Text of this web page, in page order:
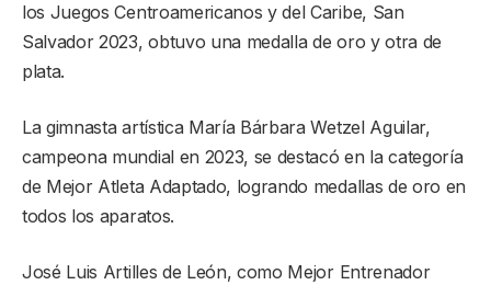
los Juegos Centroamericanos y del Caribe, San
Salvador 2023, obtuvo una medalla de oro y otra de
plata.
La gimnasta artística María Bárbara Wetzel Aguilar,
campeona mundial en 2023, se destacó en la categoría
de Mejor Atleta Adaptado, logrando medallas de oro en
todos los aparatos.
José Luis Artilles de León, como Mejor Entrenador